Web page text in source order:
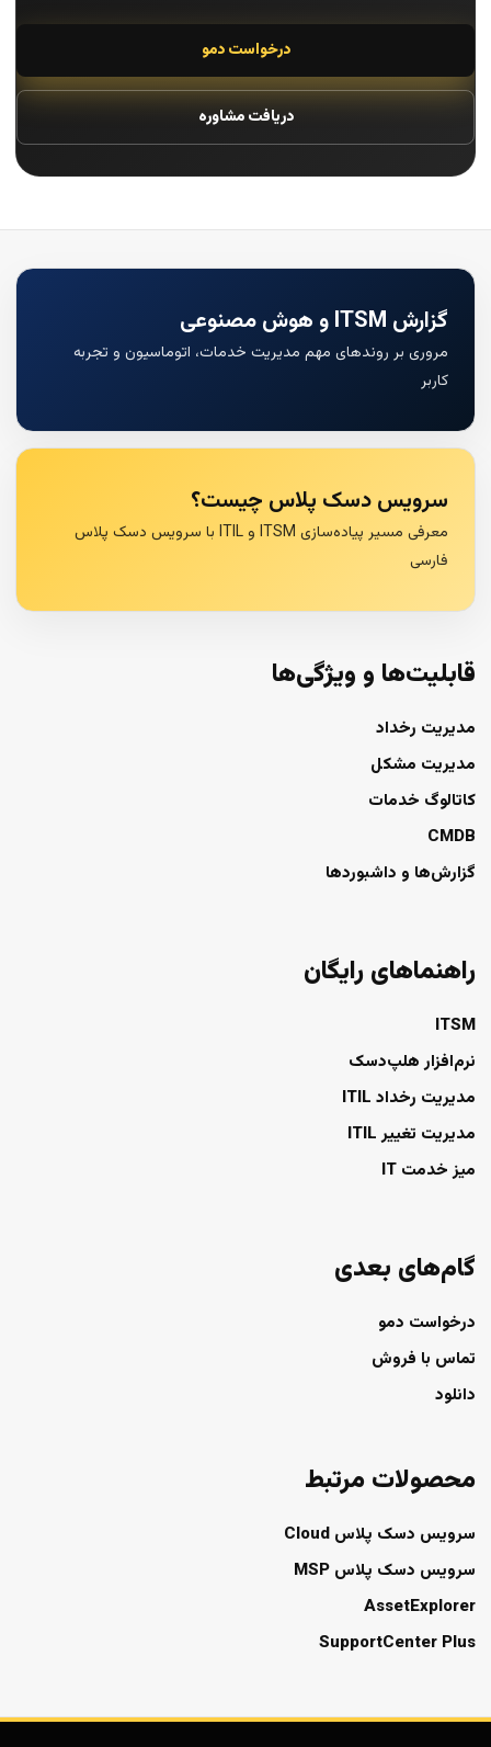
درخواست دمو
دریافت مشاوره
گزارش ITSM و هوش مصنوعی
مروری بر روندهای مهم مدیریت خدمات، اتوماسیون و تجربه
کاربر
سرویس دسک پلاس چیست؟
معرفی مسیر پیاده‌سازی ITSM و ITIL با سرویس دسک پلاس
فارسی
قابلیت‌ها و ویژگی‌ها
مدیریت رخداد
مدیریت مشکل
کاتالوگ خدمات
CMDB
گزارش‌ها و داشبوردها
راهنماهای رایگان
ITSM
نرم‌افزار هلپ‌دسک
مدیریت رخداد ITIL
مدیریت تغییر ITIL
میز خدمت IT
گام‌های بعدی
درخواست دمو
تماس با فروش
دانلود
محصولات مرتبط
سرویس دسک پلاس Cloud
سرویس دسک پلاس MSP
AssetExplorer
SupportCenter Plus